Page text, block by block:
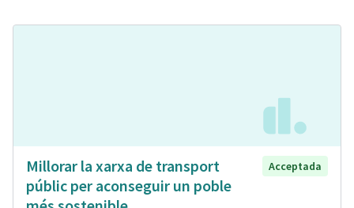
Millorar la xarxa de transport
públic per aconseguir un poble
Acceptada